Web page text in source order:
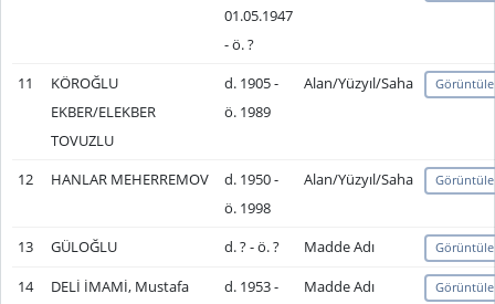
01.05.1947
- ö. ?
11
KÖROĞLU
EKBER/ELEKBER
TOVUZLU
d. 1905 -
ö. 1989
Alan/Yüzyıl/Saha Görüntüle
12 HANLAR MEHERREMOV
d. 1950 -
ö. 1998
Alan/Yüzyıl/Saha Görüntüle
13 GÜLOĞLU d. ? - ö. ? Madde Adı Görüntüle
14
DELİ İMAMİ, Mustafa
d. 1953 -
Madde Adı Görüntüle